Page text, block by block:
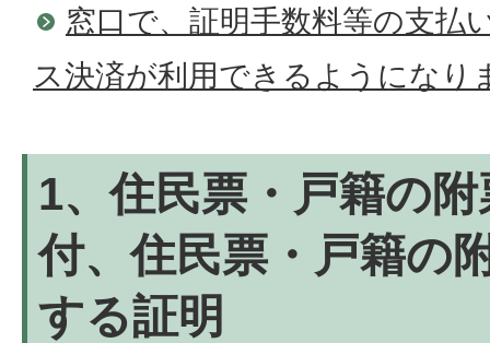
窓口で、証明手数料等の支払
ス決済が利用できるようになり
1、住民票・戸籍の
付、住民票・戸籍の
する証明